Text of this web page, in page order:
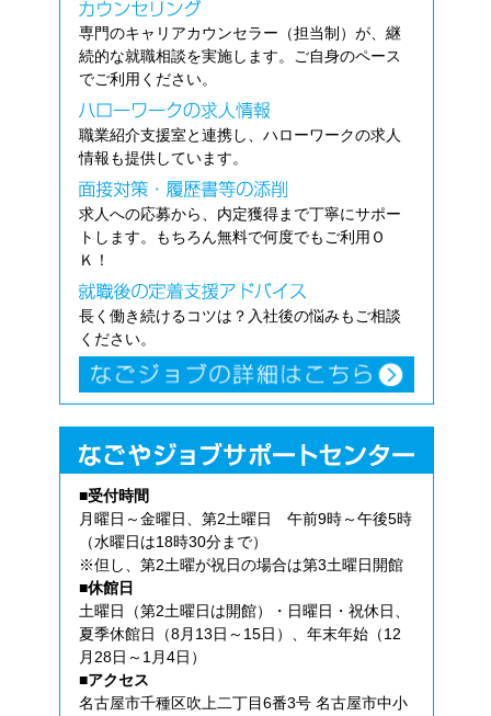
専門のキャリアカウンセラー（担当制）が、継
続的な就職相談を実施します。ご自身のペース
でご利用ください。
職業紹介支援室と連携し、ハローワークの求人
情報も提供しています。
求人への応募から、内定獲得まで丁寧にサポー
トします。もちろん無料で何度でもご利用Ｏ
Ｋ！
長く働き続けるコツは？入社後の悩みもご相談
ください。
■受付時間
月曜日～金曜日、第2土曜日 午前9時～午後5時
（水曜日は18時30分まで）
※但し、第2土曜が祝日の場合は第3土曜日開館
■休館日
土曜日（第2土曜日は開館）・日曜日・祝休日、
夏季休館日（8月13日～15日）、年末年始（12
月28日～1月4日）
■アクセス
名古屋市千種区吹上二丁目6番3号 名古屋市中小